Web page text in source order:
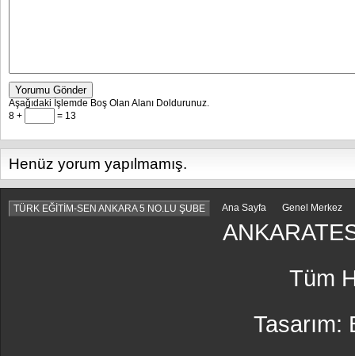
Yorumu Gönder
Aşağıdaki İşlemde Boş Olan Alanı Doldurunuz.
8 +
= 13
Henüz yorum yapılmamış.
TÜRK EĞİTİM-SEN ANKARA 5 NO.LU ŞUBE Ana Sayfa Genel Merkez
Tüm
Tasarım: